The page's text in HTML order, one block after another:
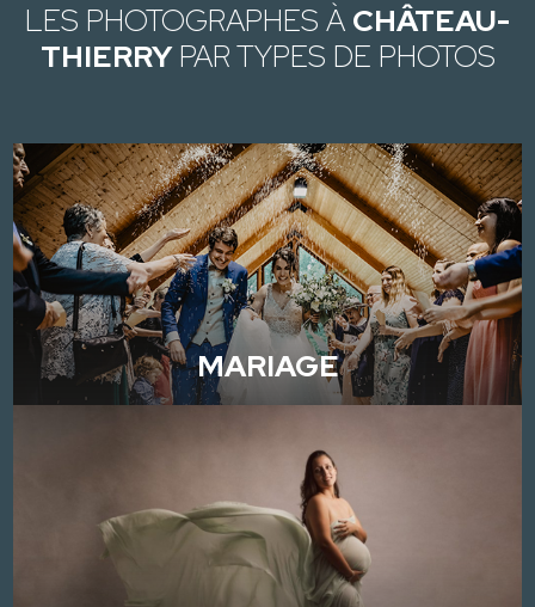
LES PHOTOGRAPHES À CHÂTEAU-
THIERRYPAR TYPES DE PHOTOS
MARIAGE